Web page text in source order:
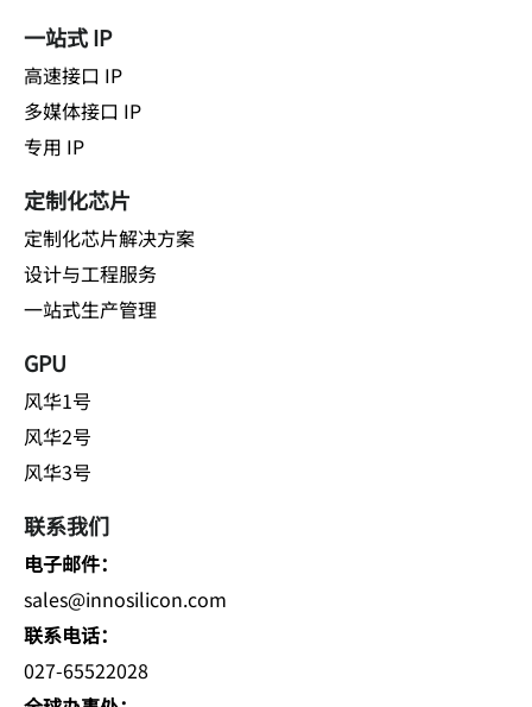
一站式 IP
高速接口 IP
多媒体接口 IP
专用 IP
定制化芯片
定制化芯片解决方案
设计与工程服务
一站式生产管理
GPU
风华1号
风华2号
风华3号
联系我们
电子邮件：
sales@innosilicon.com
联系电话：
027-65522028